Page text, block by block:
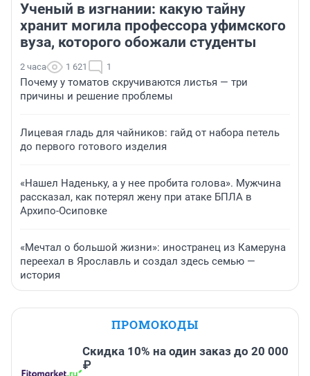
Ученый в изгнании: какую тайну
хранит могила профессора уфимского
вуза, которого обожали студенты
2 часа 1 621 1
Почему у томатов скручиваются листья — три
причины и решение проблемы
Лицевая гладь для чайников: гайд от набора петель
до первого готового изделия
«Нашел Наденьку, а у нее пробита голова». Мужчина
рассказал, как потерял жену при атаке БПЛА в
Архипо-Осиповке
«Мечтал о большой жизни»: иностранец из Камеруна
переехал в Ярославль и создал здесь семью —
история
ПРОМОКОДЫ
Скидка 10% на один заказ до 20 000
₽